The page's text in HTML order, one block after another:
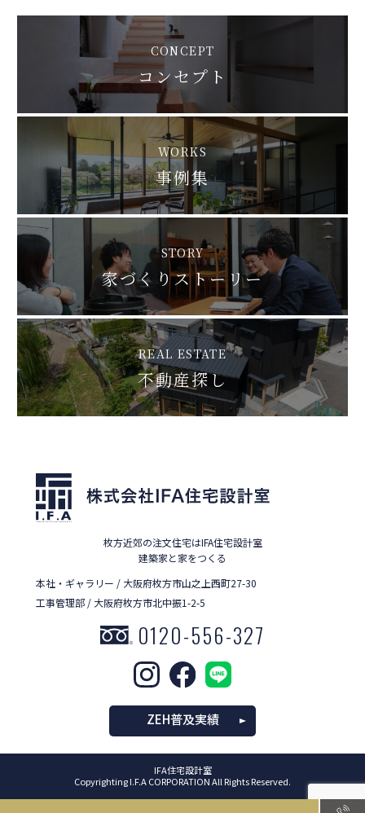
CONCEPT
コンセプト
WORKS
事例集
STORY
家づくりストーリー
REAL ESTATE
不動産探し
枚方近郊の注文住宅はIFA住宅設計室
建築家と家をつくる
本社・ギャラリー / 大阪府枚方市山之上西町27-30
工事管理部 / 大阪府枚方市北中振1-2-5
0120-556-327
ZEH普及実績
IFA住宅設計室
Copyrighting I.F.A CORPORATION All Rights Reserved.